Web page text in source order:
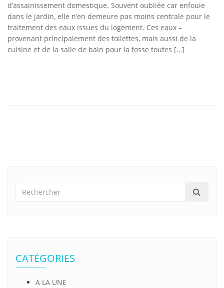
d’assainissement domestique. Souvent oubliée car enfouie
dans le jardin, elle n’en demeure pas moins centrale pour le
traitement des eaux issues du logement. Ces eaux –
provenant principalement des toilettes, mais aussi de la
cuisine et de la salle de bain pour la fosse toutes […]
CATÉGORIES
A LA UNE